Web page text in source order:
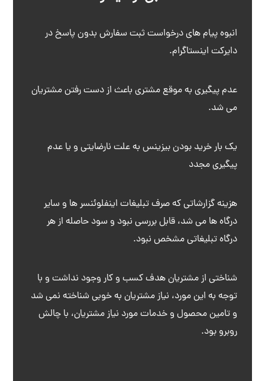
انبوه پیام های درخواست ثبت سفارش بدون پاسخ در
دایرکت اینستاگرام.
عدم پیگیری به موقع مشتری باعث از دست رفتن مشتریان
می شد.
یک بار خرید بودن بیزینس به علت نارضایتی و یا عدم
پیگیری مجدد
هزینه گزارشاتی که صرف تبلیغات اینفلوئنسر ها و سایر
درگاه ها می شد، قابل بررسی نبود و سود حاصله از هر
درگاه تبلیغاتی مشخص نبود.
شناختی از مشتریان هدف کسب و کار وجود نداشت و با
توجه به این مورد، نیاز مشتریان به خوبی شناخته نمی شد
و تامین محصول و خدمات مورد نیاز مشتریان، با چالش
روبرو بود.